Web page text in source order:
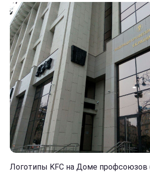
Логотипы KFC на Доме профсоюзов